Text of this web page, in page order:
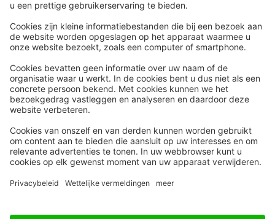
Snel naar
Nieuws
Whitepapers
Webinars
Word lid
Contact
Meer
HR Academy
HR Podcast
CHRO
HR Day
Volg Ons